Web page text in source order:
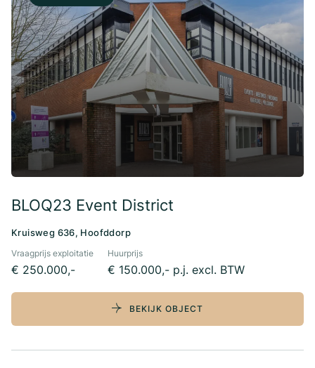
BLOQ23 Event District
Kruisweg 636, Hoofddorp
Vraagprijs exploitatie
€ 250.000,-
Huurprijs
€ 150.000,- p.j. excl. BTW
BEKIJK OBJECT